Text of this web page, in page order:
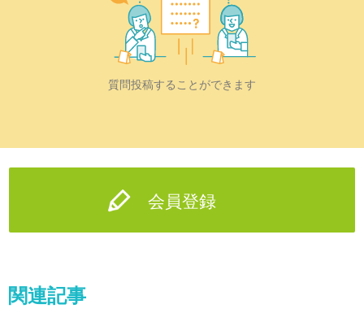
質問投稿することができます
会員登録
関連記事